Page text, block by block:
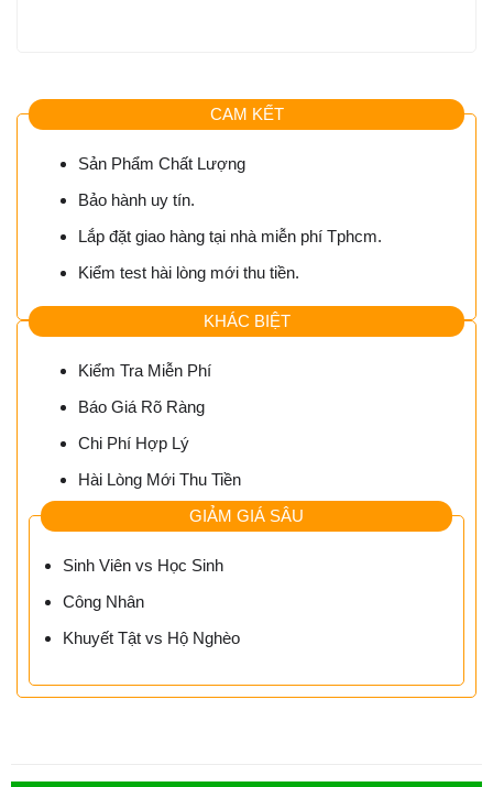
CAM KẾT
Sản Phẩm Chất Lượng
Bảo hành uy tín.
Lắp đặt giao hàng tại nhà miễn phí Tphcm.
Kiểm test hài lòng mới thu tiền.
KHÁC BIỆT
Kiểm Tra Miễn Phí
Báo Giá Rõ Ràng
Chi Phí Hợp Lý
Hài Lòng Mới Thu Tiền
GIẢM GIÁ SÂU
Sinh Viên vs Học Sinh
Công Nhân
Khuyết Tật vs Hộ Nghèo